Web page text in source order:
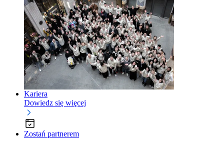
Kariera
Dowiedz się więcej
Zostań partnerem